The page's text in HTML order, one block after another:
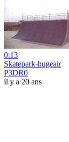
0:13
Skatepark-hugeair
P3DR0
il y a 20 ans